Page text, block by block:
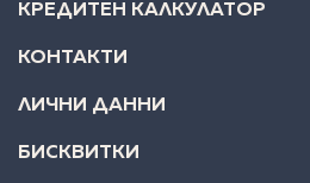
КРЕДИТЕН КАЛКУЛАТОР
КОНТАКТИ
ЛИЧНИ ДАННИ
БИСКВИТКИ